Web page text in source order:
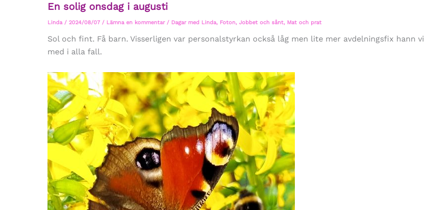
En solig onsdag i augusti
Linda / 2024/08/07 / Lämna en kommentar / Dagar med Linda, Foton, Jobbet och sånt, Mat och prat
Sol och fint. Få barn. Visserligen var personalstyrkan också låg men lite mer avdelningsfix hann vi
med i alla fall.